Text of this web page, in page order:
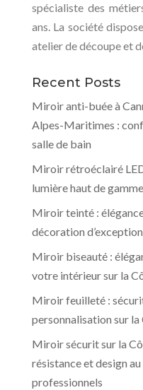
spécialiste des
ans. La société
atelier de découpe et
Recent Posts
Miroir anti-buée à
Alpes-Maritimes :
salle de bain
Miroir rétroéclairé LED
lumière haut de
Miroir teinté :
décoration
Miroir biseauté :
votre intérieur sur la
Miroir feuilleté :
personnalisation sur la
Miroir sécurit sur la
résistance et design
professionnels